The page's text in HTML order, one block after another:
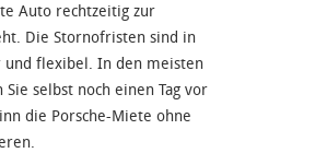
Auto rechtzeitig zur
Die Stornofristen sind in
und flexibel. In den meisten
Sie selbst noch einen Tag vor
die Porsche-Miete ohne